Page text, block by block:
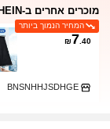
מוכרים אחרים ב-SHEIN
המחיר הנמוך ביותר
₪7.40
BNSNHHJSDHGE